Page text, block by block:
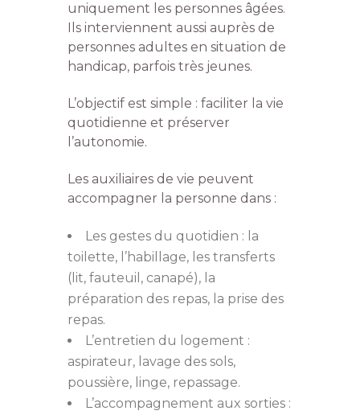
uniquement les personnes âgées.
Ils interviennent aussi auprès de
personnes adultes en situation de
handicap, parfois très jeunes.
L’objectif est simple : faciliter la vie
quotidienne et préserver
l’autonomie.
Les auxiliaires de vie peuvent
accompagner la personne dans :
Les gestes du quotidien : la
toilette, l’habillage, les transferts
(lit, fauteuil, canapé), la
préparation des repas, la prise des
repas.
L’entretien du logement :
aspirateur, lavage des sols,
poussière, linge, repassage.
L’accompagnement aux sorties :